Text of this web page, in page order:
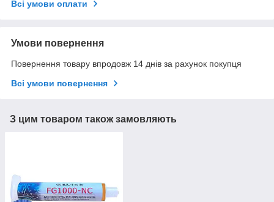
Всі умови оплати
Умови повернення
Повернення товару впродовж 14 днів за рахунок покупця
Всі умови повернення
З цим товаром також замовляють